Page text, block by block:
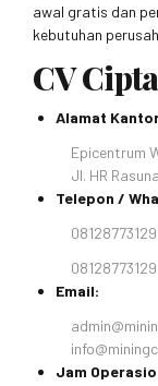
awal gratis dan
kebutuhan
CV
Alamat
Epicentrum
Jl. HR
Telepon /
08128773129
Email:
Jam